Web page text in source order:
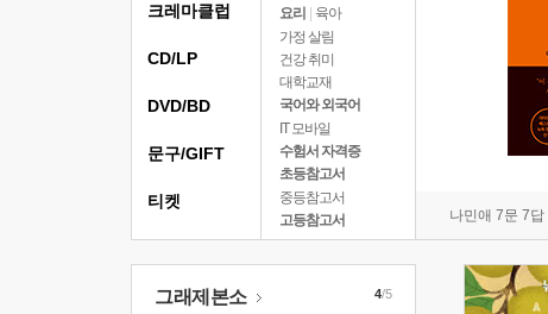
요리
육아
가정 살림
건강 취미
대학교재
국어와 외국어
IT 모바일
수험서 자격증
초등참고서
중등참고서
고등참고서
나민애 7문 7답
크레마클럽
CD/LP
DVD/BD
문구/GIFT
티켓
그래제본소 4/5